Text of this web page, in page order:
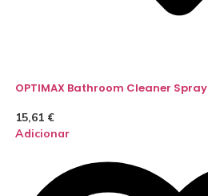
OPTIMAX Bathroom Cleaner Spray
15,61 €
Adicionar